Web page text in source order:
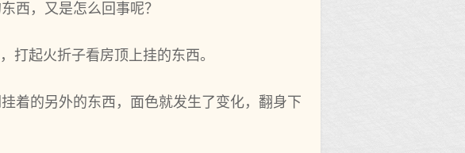
西，又是怎么回事呢？
打起火折子看房顶上挂的东西。
着的另外的东西，面色就发生了变化，翻身下